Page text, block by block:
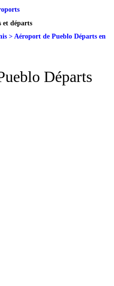
et départs
> Aéroport de Pueblo Départs en
Départs